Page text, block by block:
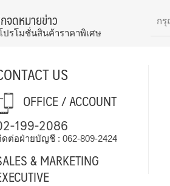
จดหมายข่าว
ปรโมชั่นสินค้าราคาพิเศษ
US
OFFICE / ACCOUNT
199-2086
ดต่อฝ่ายบัญชี : 062-809-2424
& MARKETING